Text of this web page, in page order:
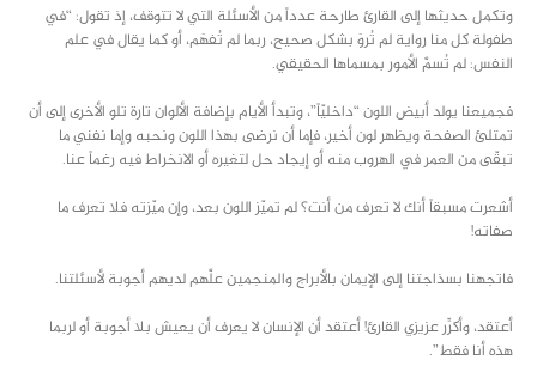
وتكمل حديثها إلى القارئ طارحة عدداً من الأسئلة التي لا تتوقف، إذ تقول: “في
طفولة كل منا رواية لم تُروَ بشكل صحيح، ربما لم تُفهَم، أو كما يقال في علم
النفس: لم تُسمَّ الأمور بمسماها الحقيقي.
فجميعنا يولد أبيض اللون “داخليّاً”، وتبدأ الأيام بإضافة الألوان تارة تلو الأخرى إلى أن
تمتلئ الصفحة ويظهر لون أخير، فإما أن نرضى بهذا اللون ونحبه وإما نفني ما
تبقّى من العمر في الهروب منه أو إيجاد حل لتغيره أو الانخراط فيه رغماً عنا.
أشعرت مسبقاً أنك لا تعرف من أنت؟ لم تميّز اللون بعد، وإن ميّزته فلا تعرف ما
صفاته!
فاتجهنا بسذاجتنا إلى الإيمان بالأبراج والمنجمين علَّهم لديهم أجوبة لأسئلتنا.
أعتقد، وأكرِّر عزيزي القارئ! أعتقد أن الإنسان لا يعرف أن يعيش بلا أجوبة أو لربما
هذه أنا فقط”.